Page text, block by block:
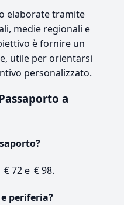
elaborate tramite
medie regionali e
è fornire un
utile per orientarsi
personalizzato.
a
72 e € 98.
periferia?